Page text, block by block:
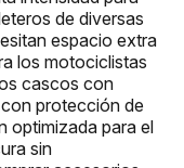
de diversas
espacio extra
los motociclistas
cascos con
protección de
optimizada para el
sin